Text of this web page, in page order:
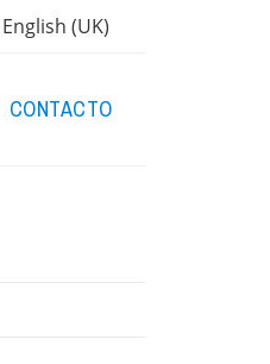
English (UK)
CONTACTO